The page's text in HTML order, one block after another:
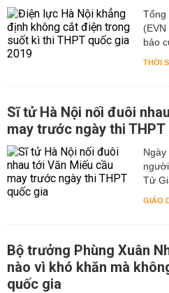
Tổng
bảo
THỜI
Sĩ tử Hà Nội nối đuôi
may trước ngày thi THPT
Tử
GIÁO
Bộ trưởng Phùng Xuân
nào vì khó khăn mà
quốc gia